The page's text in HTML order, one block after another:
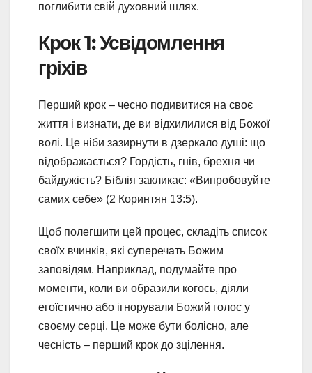
поглибити свій духовний шлях.
Крок 1: Усвідомлення
гріхів
Перший крок – чесно подивитися на своє
життя і визнати, де ви відхилилися від Божої
волі. Це ніби зазирнути в дзеркало душі: що
відображається? Гордість, гнів, брехня чи
байдужість? Біблія закликає: «Випробовуйте
самих себе» (2 Коринтян 13:5).
Щоб полегшити цей процес, складіть список
своїх вчинків, які суперечать Божим
заповідям. Наприклад, подумайте про
моменти, коли ви образили когось, діяли
егоїстично або ігнорували Божий голос у
своєму серці. Це може бути болісно, але
чесність – перший крок до зцілення.